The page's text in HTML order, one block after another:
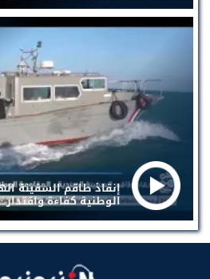
إنقاذ طاقم السفينة
الوطنية كفاءة واقتدار